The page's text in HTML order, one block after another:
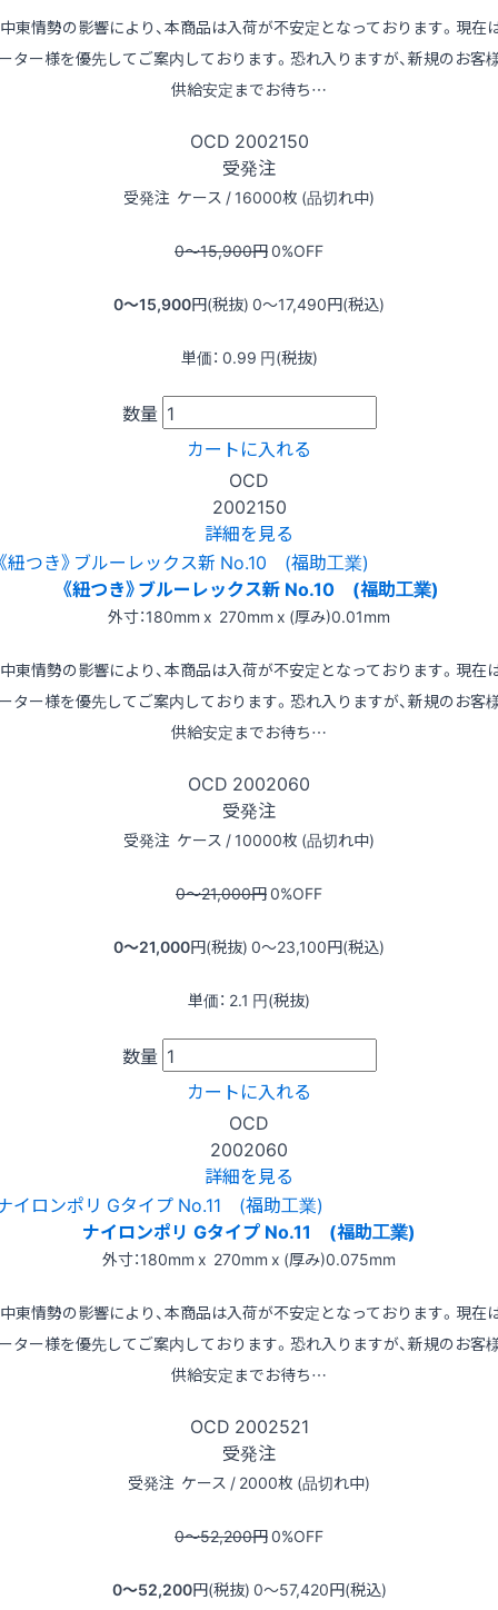
東情勢の影響により、本商品は入荷が不安定となっております。現在
ター様を優先してご案内しております。恐れ入りますが、新規のお客
供給安定までお待ち…
OCD 2002150
受発注
受発注 ケース / 16000枚 (品切れ中)
0〜15,900円0%OFF
0〜15,900円(税抜) 0〜17,490円(税込)
単価： 0.99 円(税抜)
数量
カートに入れる
OCD
2002150
詳細を見る
《紐つき》ブルーレックス新 No.10 (福助工業)
外寸：180mm x 270mm x (厚み)0.01mm
東情勢の影響により、本商品は入荷が不安定となっております。現在
ター様を優先してご案内しております。恐れ入りますが、新規のお客
供給安定までお待ち…
OCD 2002060
受発注
受発注 ケース / 10000枚 (品切れ中)
0〜21,000円0%OFF
0〜21,000円(税抜) 0〜23,100円(税込)
単価： 2.1 円(税抜)
数量
カートに入れる
OCD
2002060
詳細を見る
ナイロンポリ Gタイプ No.11 (福助工業)
外寸：180mm x 270mm x (厚み)0.075mm
東情勢の影響により、本商品は入荷が不安定となっております。現在
ター様を優先してご案内しております。恐れ入りますが、新規のお客
供給安定までお待ち…
OCD 2002521
受発注
受発注 ケース / 2000枚 (品切れ中)
0〜52,200円0%OFF
0〜52,200円(税抜) 0〜57,420円(税込)